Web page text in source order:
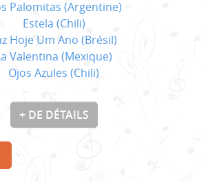
Palomitas (Argentine)
Estela (Chili)
Hoje Um Ano (Brésil)
Valentina (Mexique)
Ojos Azules (Chili)
+ DE DÉTAILS